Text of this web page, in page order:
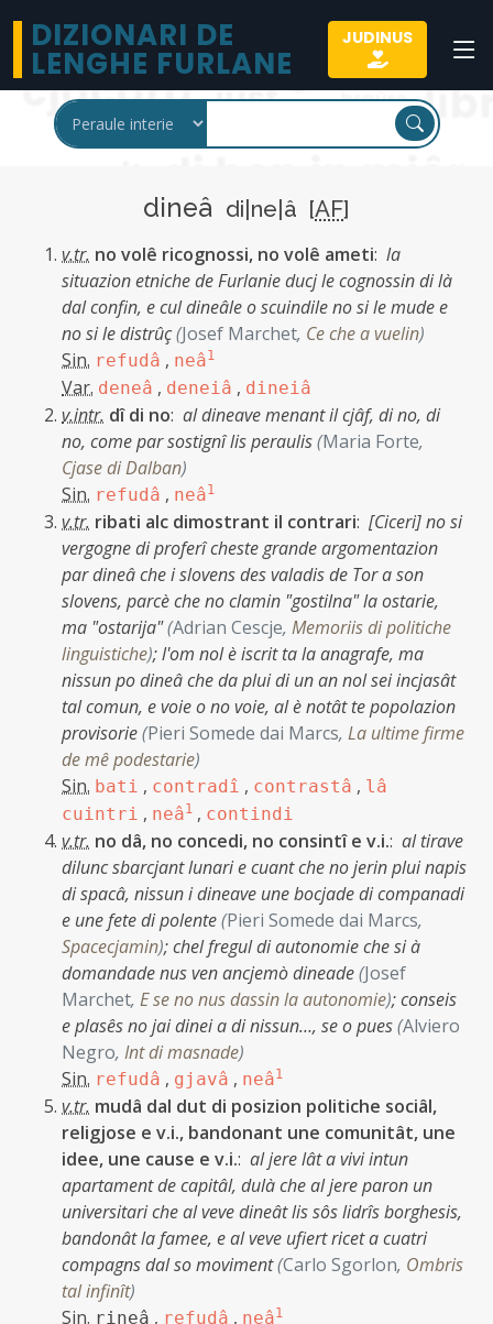
DIZIONARI DE
LENGHE FURLANE
JUDINUS
dineâ di|ne|â [AF]
v.tr. no volê ricognossi, no volê ameti: la
situazion etniche de Furlanie ducj le cognossin di là
dal confin, e cul dineâle o scuindile no si le mude e
no si le distrûç(Josef Marchet, Ce che a vuelin)
Sin. refudâ , neâ1
Var. deneâ , deneiâ , dineiâ
v.intr. dî di no: al dineave menant il cjâf, di no, di
no, come par sostignî lis peraulis(Maria Forte,
Cjase di Dalban)
Sin. refudâ , neâ1
v.tr. ribati alc dimostrant il contrari: [Ciceri] no si
vergogne di proferî cheste grande argomentazion
par dineâ che i slovens des valadis de Tor a son
slovens, parcè che no clamin "gostilna" la ostarie,
ma "ostarija"(Adrian Cescje, Memoriis di politiche
linguistiche);l'om nol è iscrit ta la anagrafe, ma
nissun po dineâ che da plui di un an nol sei incjasât
tal comun, e voie o no voie, al è notât te popolazion
provisorie(Pieri Somede dai Marcs, La ultime firme
de mê podestarie)
Sin. bati , contradî , contrastâ , lâ
cuintri , neâ1 , contindi
v.tr. no dâ, no concedi, no consintî e v.i.: al tirave
dilunc sbarcjant lunari e cuant che no jerin plui napis
di spacâ, nissun i dineave une bocjade di companadi
e une fete di polente(Pieri Somede dai Marcs,
Spacecjamin);chel fregul di autonomie che si à
domandade nus ven ancjemò dineade(Josef
Marchet, E se no nus dassin la autonomie);conseis
e plasês no jai dinei a di nissun…, se o pues(Alviero
Negro, Int di masnade)
Sin. refudâ , gjavâ , neâ1
v.tr. mudâ dal dut di posizion politiche sociâl,
religjose e v.i., bandonant une comunitât, une
idee, une cause e v.i.: al jere lât a vivi intun
apartament de capitâl, dulà che al jere paron un
universitari che al veve dineât lis sôs lidrîs borghesis,
bandonât la famee, e al veve ufiert ricet a cuatri
compagns dal so moviment(Carlo Sgorlon, Ombris
tal infinît)
Sin. rineâ , refudâ , neâ1